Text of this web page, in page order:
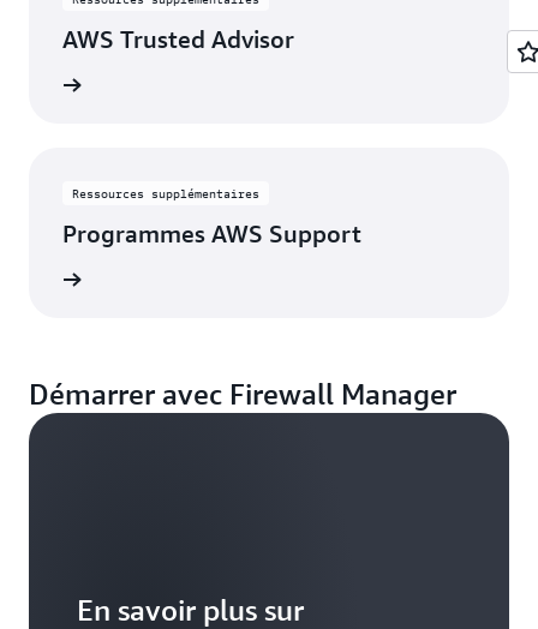
AWS Trusted Advisor
Ressources supplémentaires
Programmes AWS Support
Démarrer avec Firewall Manager
En savoir plus sur